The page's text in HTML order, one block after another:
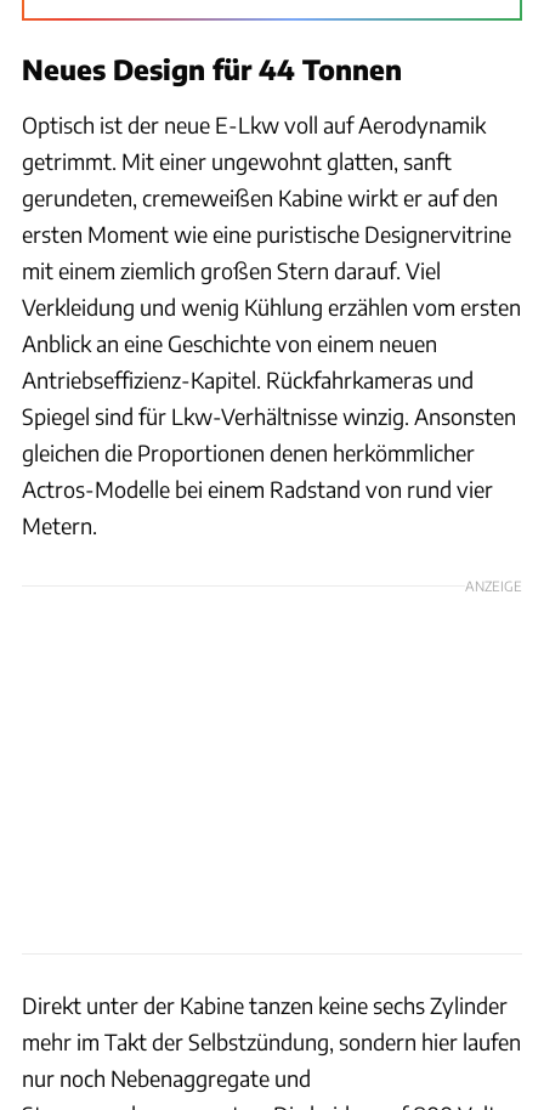
Neues Design für 44 Tonnen
Optisch ist der neue E-Lkw voll auf Aerodynamik
getrimmt. Mit einer ungewohnt glatten, sanft
gerundeten, cremeweißen Kabine wirkt er auf den
ersten Moment wie eine puristische Designervitrine
mit einem ziemlich großen Stern darauf. Viel
Verkleidung und wenig Kühlung erzählen vom ersten
Anblick an eine Geschichte von einem neuen
Antriebseffizienz-Kapitel. Rückfahrkameras und
Spiegel sind für Lkw-Verhältnisse winzig. Ansonsten
gleichen die Proportionen denen herkömmlicher
Actros-Modelle bei einem Radstand von rund vier
Metern.
ANZEIGE
Direkt unter der Kabine tanzen keine sechs Zylinder
mehr im Takt der Selbstzündung, sondern hier laufen
nur noch Nebenaggregate und